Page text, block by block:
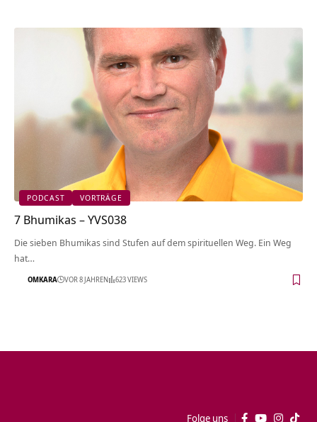
PODCAST VORTRÄGE
7 Bhumikas – YVS038
Die sieben Bhumikas sind Stufen auf dem spirituellen Weg. Ein Weg
hat…
OMKARA VOR 8 JAHREN 623 VIEWS
Folge uns